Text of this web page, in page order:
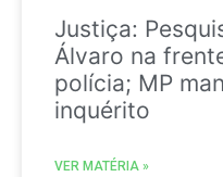
Justiça:
Álvaro na
polícia; MP
inquérito
VER MATÉRIA »